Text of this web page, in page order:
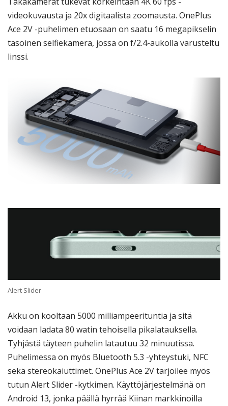
videokuvausta ja 20x digitaalista zoomausta. OnePlus
Ace 2V -puhelimen etuosaan on saatu 16 megapikselin
tasoinen selfiekamera, jossa on f/2.4-aukolla varusteltu
linssi.
Alert Slider
Akku on kooltaan 5000 milliampeerituntia ja sitä
voidaan ladata 80 watin tehoisella pikalatauksella.
Tyhjästä täyteen puhelin latautuu 32 minuutissa.
Puhelimessa on myös Bluetooth 5.3 -yhteystuki, NFC
sekä stereokaiuttimet. OnePlus Ace 2V tarjoilee myös
tutun Alert Slider -kytkimen. Käyttöjärjestelmänä on
Android 13, jonka päällä hyrrää Kiinan markkinoilla